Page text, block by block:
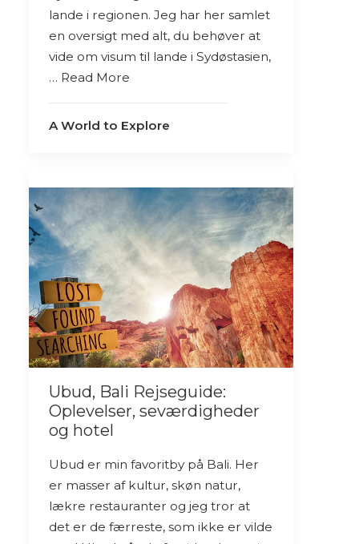
lande i regionen. Jeg har her samlet
en oversigt med alt, du behøver at
vide om visum til lande i Sydøstasien,
… Read More
A World to Explore
Ubud, Bali Rejseguide:
Oplevelser, seværdigheder
og hotel
Ubud er min favoritby på Bali. Her
er masser af kultur, skøn natur,
lækre restauranter og jeg tror at
det er de færreste, som ikke er vilde